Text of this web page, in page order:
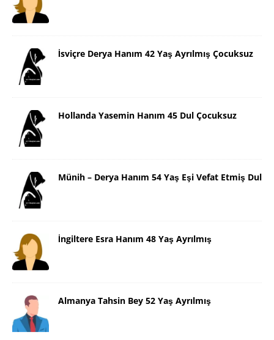
İsviçre Derya Hanım 42 Yaş Ayrılmış Çocuksuz
Hollanda Yasemin Hanım 45 Dul Çocuksuz
Münih – Derya Hanım 54 Yaş Eşi Vefat Etmiş Dul
İngiltere Esra Hanım 48 Yaş Ayrılmış
Almanya Tahsin Bey 52 Yaş Ayrılmış